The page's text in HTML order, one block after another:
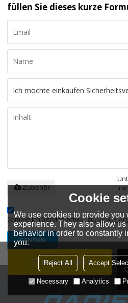
Kontakt Sofort
füllen Sie dieses kurze
Zubehör
Stimme ich Service-Artikel zu,Service-
SENDEN
Cookie
We use cookies to provide you
experience. They also allow
behavior in order to constantly
you.
Reject All Accept
Necessary Analytics